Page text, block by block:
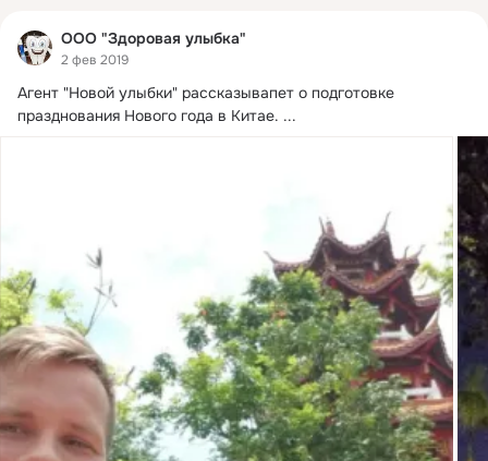
ООО "Здоровая улыбка"
2 фев 2019
Агент "Новой улыбки" рассказывапет о подготовке
празднования Нового года в Китае. ...